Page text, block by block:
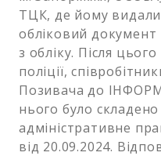
ТЦК, де йому
обліковий документ
з обліку. Після
поліції,
Позивача до
нього було
адміністративне
від 20.09.2024.